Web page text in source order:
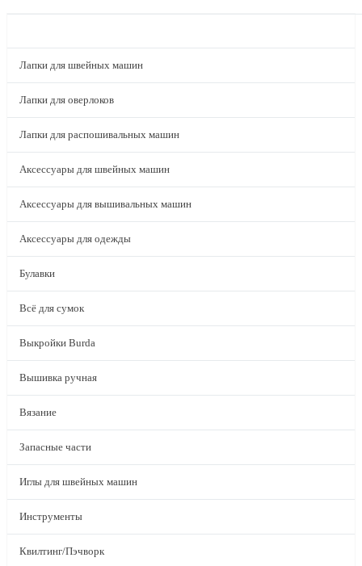
Лапки для швейных машин
Лапки для оверлоков
Лапки для распошивальных машин
Аксессуары для швейных машин
Аксессуары для вышивальных машин
Аксессуары для одежды
Булавки
Всё для сумок
Выкройки Burda
Вышивка ручная
Вязание
Запасные части
Иглы для швейных машин
Инструменты
Квилтинг/Пэчворк